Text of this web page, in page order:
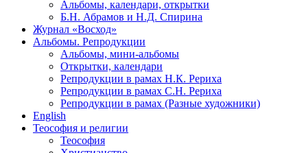
Альбомы, календари, открытки
Б.Н. Абрамов и Н.Д. Спирина
Журнал «Восход»
Альбомы. Репродукции
Альбомы, мини-альбомы
Открытки, календари
Репродукции в рамах Н.К. Рериха
Репродукции в рамах С.Н. Рериха
Репродукции в рамах (Разные художники)
English
Теософия и религии
Теософия